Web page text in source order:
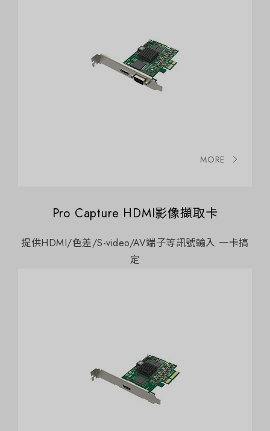
MORE
Pro Capture HDMI影像擷取卡
提供HDMI/色差/S-video/AV端子等訊號輸入 一卡搞
定